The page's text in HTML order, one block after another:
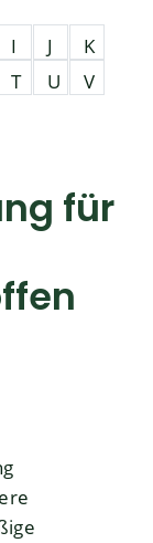
I J
K
T U
V
für